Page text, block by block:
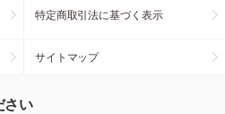
特定商取引法に基づく表示
サイトマップ
さい